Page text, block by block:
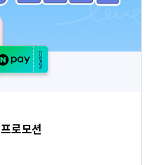
로모션